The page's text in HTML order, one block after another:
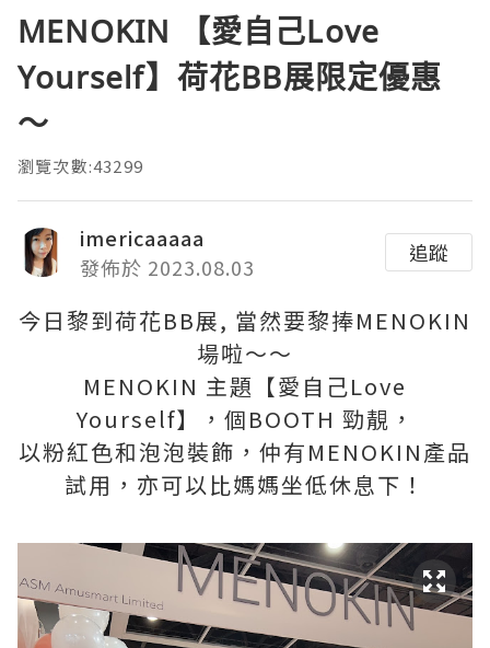
MENOKIN 【愛自己Love
Yourself】荷花BB展限定優惠
～
瀏覽次數:43299
imericaaaaa
發佈於 2023.08.03
追蹤
今日黎到荷花BB展, 當然要黎捧MENOKIN
場啦～～
MENOKIN 主題【愛自己Love
Yourself】，個BOOTH 勁靚，
以粉紅色和泡泡裝飾，仲有MENOKIN產品
試用，亦可以比媽媽坐低休息下！